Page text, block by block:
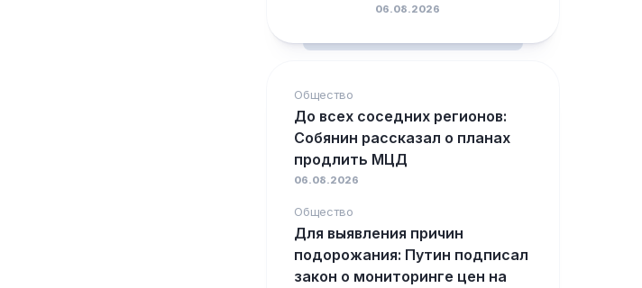
06.08.2026
Общество
До всех соседних регионов:
Собянин рассказал о планах
продлить МЦД
06.08.2026
Общество
Для выявления причин
подорожания: Путин подписал
закон о мониторинге цен на